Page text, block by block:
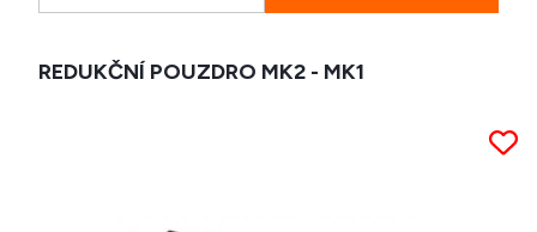
REDUKČNÍ POUZDRO MK2 - MK1